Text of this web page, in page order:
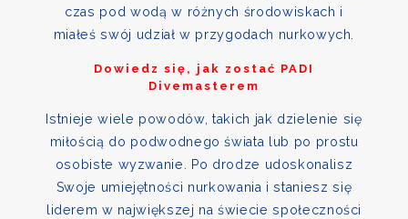
czas pod wodą w różnych środowiskach i
miałeś swój udział w przygodach nurkowych.
Dowiedz się, jak zostać PADI
Divemasterem
Istnieje wiele powodów, takich jak dzielenie się
miłością do podwodnego świata lub po prostu
osobiste wyzwanie. Po drodze udoskonalisz
Swoje umiejętności nurkowania i staniesz się
liderem w największej na świecie społeczności